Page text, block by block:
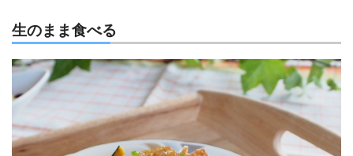
生のまま食べる